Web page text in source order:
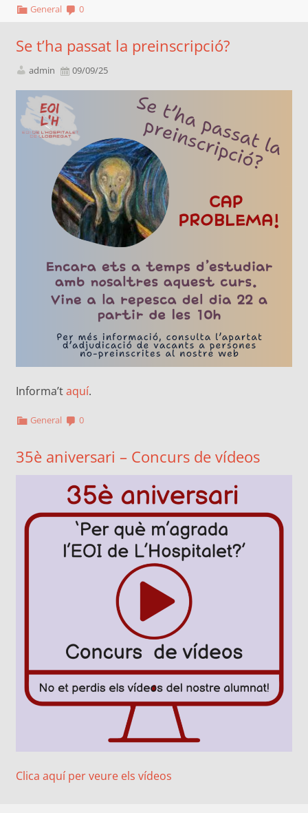
General 0
Se t’ha passat la preinscripció?
admin 09/09/25
Informa’taquí.
General 0
35è aniversari – Concurs de vídeos
Clica aquí per veure els vídeos